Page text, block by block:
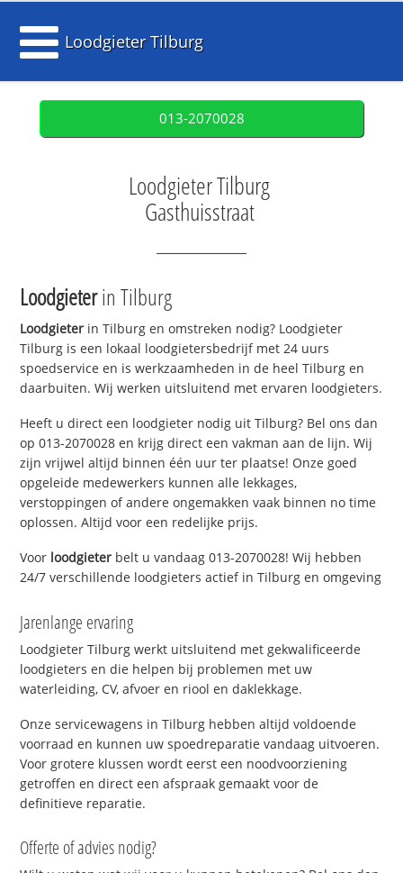
Loodgieter Tilburg
013-2070028
Loodgieter Tilburg
Gasthuisstraat
Loodgieterin Tilburg
Loodgieter in Tilburg en omstreken nodig? Loodgieter
Tilburg is een lokaal loodgietersbedrijf met 24 uurs
spoedservice en is werkzaamheden in de heel Tilburg en
daarbuiten. Wij werken uitsluitend met ervaren loodgieters.
Heeft u direct een loodgieter nodig uit Tilburg? Bel ons dan
op 013-2070028 en krijg direct een vakman aan de lijn. Wij
zijn vrijwel altijd binnen één uur ter plaatse! Onze goed
opgeleide medewerkers kunnen alle lekkages,
verstoppingen of andere ongemakken vaak binnen no time
oplossen. Altijd voor een redelijke prijs.
Voor loodgieter belt u vandaag 013-2070028! Wij hebben
24/7 verschillende loodgieters actief in Tilburg en omgeving
Jarenlange ervaring
Loodgieter Tilburg werkt uitsluitend met gekwalificeerde
loodgieters en die helpen bij problemen met uw
waterleiding, CV, afvoer en riool en daklekkage.
Onze servicewagens in Tilburg hebben altijd voldoende
voorraad en kunnen uw spoedreparatie vandaag uitvoeren.
Voor grotere klussen wordt eerst een noodvoorziening
getroffen en direct een afspraak gemaakt voor de
definitieve reparatie.
Offerte of advies nodig?